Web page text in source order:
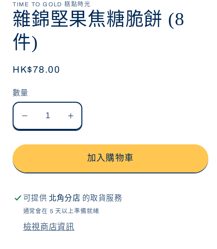
動
視
窗
中
開
啟
媒
檔
案
1
TIME TO GOLD 糕點時光
雜錦堅果焦糖脆餅 (8
件)
定
HK$78.00
數量
糖
脆
餅
雜
糖
脆
餅
加入購物車
可提供 北角分店 的取貨服務
通常會在 5 天以上準備就緒
檢視商店資訊